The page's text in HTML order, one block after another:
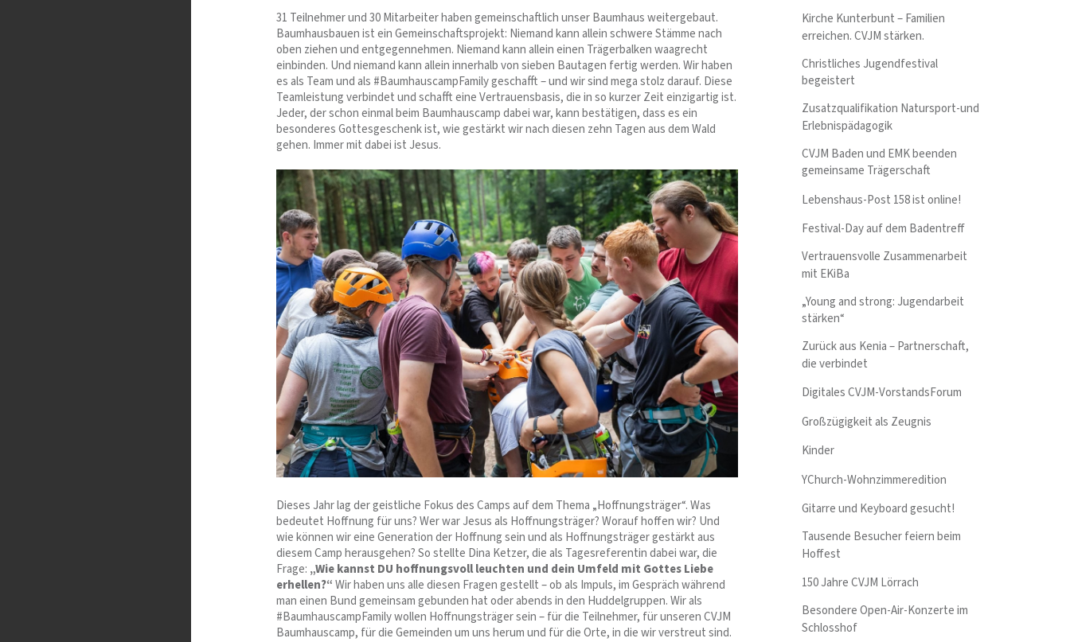
31 Teilnehmer und 30 Mitarbeiter haben gemeinschaftlich unser Baumhaus weitergebaut.
Baumhausbauen ist ein Gemeinschaftsprojekt: Niemand kann allein schwere Stämme nach
oben ziehen und entgegennehmen. Niemand kann allein einen Trägerbalken waagrecht
einbinden. Und niemand kann allein innerhalb von sieben Bautagen fertig werden. Wir haben
es als Team und als #BaumhauscampFamily geschafft – und wir sind mega stolz darauf. Diese
Teamleistung verbindet und schafft eine Vertrauensbasis, die in so kurzer Zeit einzigartig ist.
Jeder, der schon einmal beim Baumhauscamp dabei war, kann bestätigen, dass es ein
besonderes Gottesgeschenk ist, wie gestärkt wir nach diesen zehn Tagen aus dem Wald
gehen. Immer mit dabei ist Jesus.
Dieses Jahr lag der geistliche Fokus des Camps auf dem Thema „Hoffnungsträger“. Was
bedeutet Hoffnung für uns? Wer war Jesus als Hoffnungsträger? Worauf hoffen wir? Und
wie können wir eine Generation der Hoffnung sein und als Hoffnungsträger gestärkt aus
diesem Camp herausgehen? So stellte Dina Ketzer, die als Tagesreferentin dabei war, die
Frage: „Wie kannst DU hoffnungsvoll leuchten und dein Umfeld mit Gottes Liebe
erhellen?“Wir haben uns alle diesen Fragen gestellt – ob als Impuls, im Gespräch während
man einen Bund gemeinsam gebunden hat oder abends in den Huddelgruppen. Wir als
#BaumhauscampFamily wollen Hoffnungsträger sein – für die Teilnehmer, für unseren CVJM
Baumhauscamp, für die Gemeinden um uns herum und für die Orte, in die wir verstreut sind.
Kirche Kunterbunt – Familien
erreichen. CVJM stärken.
Christliches Jugendfestival
begeistert
Zusatzqualifikation Natursport-und
Erlebnispädagogik
CVJM Baden und EMK beenden
gemeinsame Trägerschaft
Lebenshaus-Post 158 ist online!
Festival-Day auf dem Badentreff
Vertrauensvolle Zusammenarbeit
mit EKiBa
„Young and strong: Jugendarbeit
stärken“
Zurück aus Kenia – Partnerschaft,
die verbindet
Digitales CVJM-VorstandsForum
Großzügigkeit als Zeugnis
Kinder
YChurch-Wohnzimmeredition
Gitarre und Keyboard gesucht!
Tausende Besucher feiern beim
Hoffest
150 Jahre CVJM Lörrach
Besondere Open-Air-Konzerte im
Schlosshof